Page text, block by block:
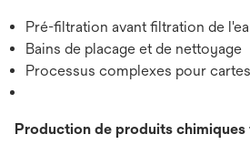
Pré-filtration avant filtration de
Bains de placage et de nettoyage
Processus complexes pour
Production de produits chimiques